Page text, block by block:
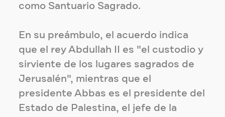
como Santuario Sagrado.
En su preámbulo, el acuerdo indica
que el rey Abdullah II es "el custodio y
sirviente de los lugares sagrados de
Jerusalén", mientras que el
presidente Abbas es el presidente del
Estado de Palestina, el jefe de la